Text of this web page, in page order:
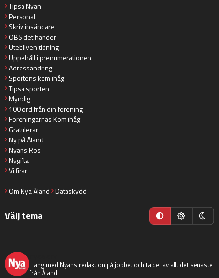
Tipsa Nyan
Personal
Skriv insändare
OBS det händer
Utebliven tidning
Uppehåll i prenumerationen
Adressändring
Sportens kom ihåg
Tipsa sporten
Myndig
100 ord från din förening
Föreningarnas Kom ihåg
Gratulerar
Ny på Åland
Nyans Ros
Nygifta
Vi firar
Om Nya Åland Dataskydd
Välj tema
Häng med Nyans redaktion på jobbet och ta del av allt det senaste
från Åland!